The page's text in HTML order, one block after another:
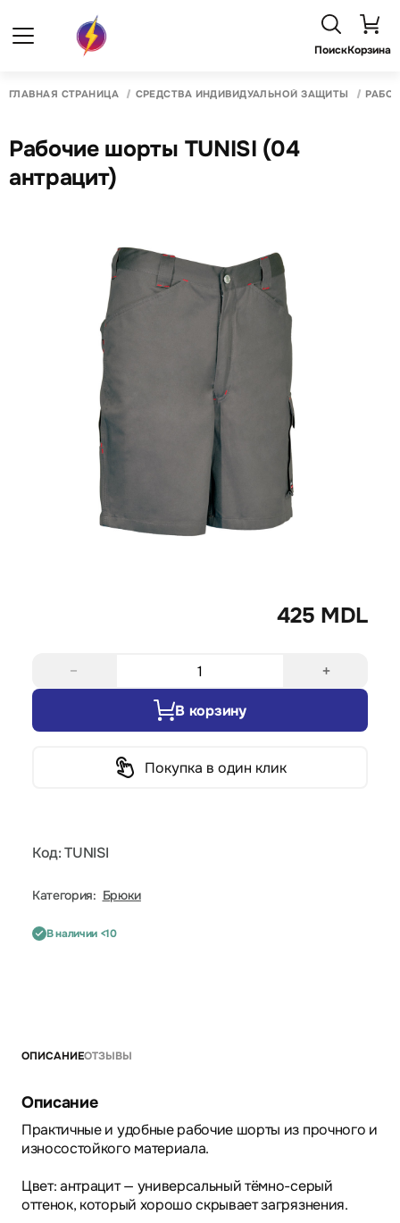
ПоискКорзина
ГЛАВНАЯ СТРАНИЦА СРЕДСТВА ИНДИВИДУАЛЬНОЙ ЗАЩИТЫ
Рабочие шорты TUNISI (04
антрацит)
425 MDL
− +
В корзину
Покупка в один клик
Код: TUNISI
Категория: Брюки
В наличии <10
ОПИСАНИЕОТЗЫВЫ
Описание
Практичные и удобные рабочие шорты из прочного и
износостойкого материала.
Цвет: антрацит — универсальный тёмно-серый
оттенок, который хорошо скрывает загрязнения.